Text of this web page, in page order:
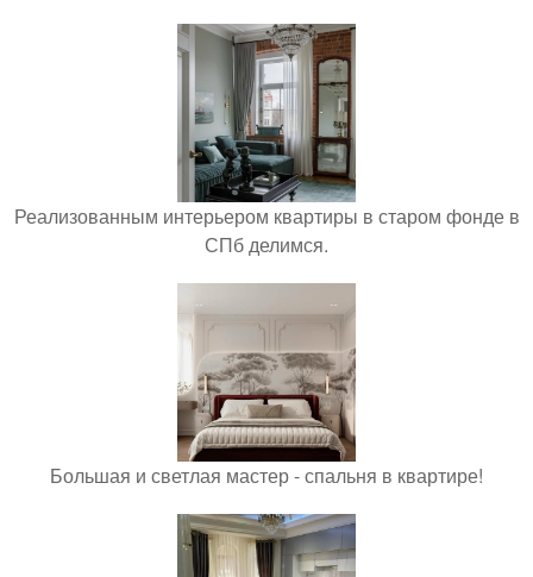
Реализованным интерьером квартиры в старом фонде в
СПб делимся.
Большая и светлая мастер - спальня в квартире!